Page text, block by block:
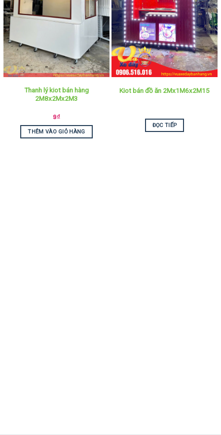
Thanh lý kiot bán hàng
2M8x2Mx2M3
9₫
THÊM VÀO GIỎ HÀNG
Kiot bán đồ ăn 2Mx1M6x2M15
ĐỌC TIẾP